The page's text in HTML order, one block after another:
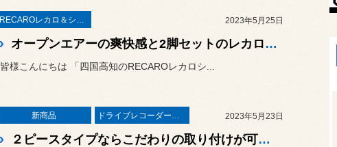
RECAROレカロ＆シート関連 2023年5月25日
オープンエアーの爽快感と2脚セットのレカロシートに心を奪われました！セリカ コンバーチブル（ST202C）に「RECARO LX-F WL110H」の取り付け！
皆様こんにちは 「四国高知のRECAROレカロシ...
新商品 ドライブレコーダー・レーダー 2023年5月23日
２ピースタイプならこだわりの取り付けが可能ですよ！話題のMSSS対応レーザー&レーダー探知機「ユピテル スーパーキャット Z2100」を新型レガシィ アウトバック（BT5）に取り付けました！